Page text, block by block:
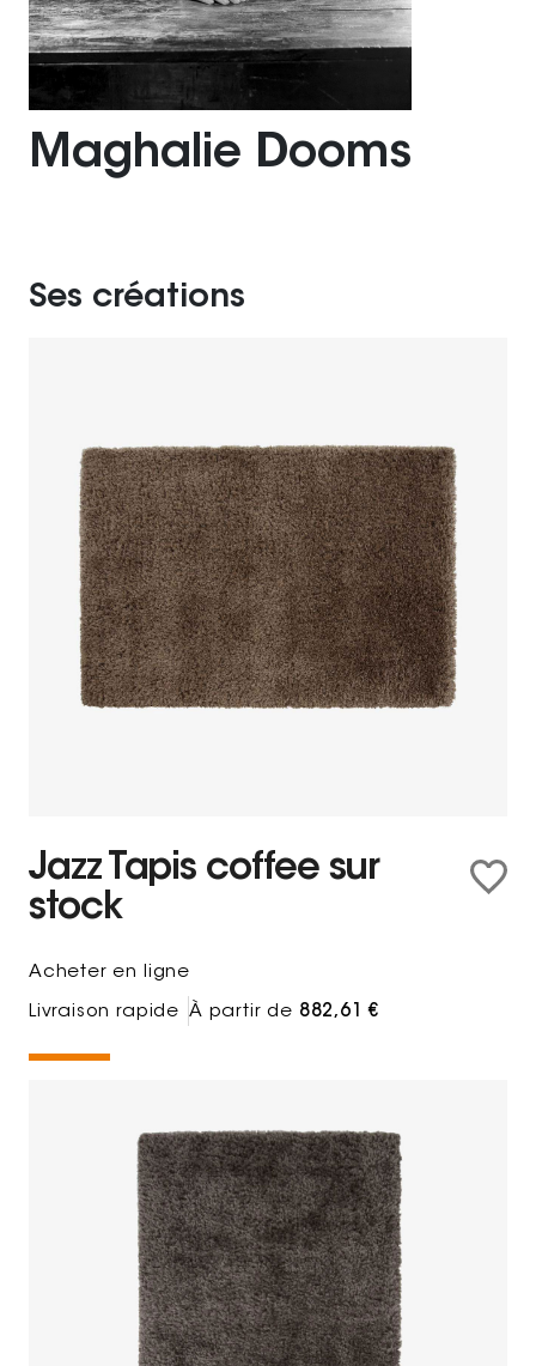
Maghalie Dooms
Ses créations
Jazz Tapis coffee sur
stock
Acheter en ligne
Livraison rapide À partir de 882,61 €